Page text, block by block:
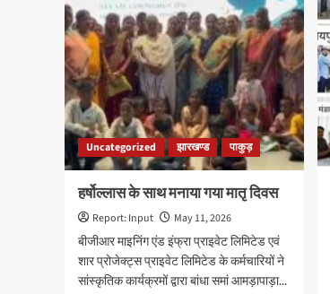
Uncategorized झारखण्ड पाकुड़
हर्षोल्लास के साथ मनाया गया मातृ दिवस
Report: Input
May 11, 2026
बीजीआर माइनिंग एंड इंफ्रा प्राइवेट लिमिटेड एवं
शार प्रोजेक्ट्स प्राइवेट लिमिटेड के कर्मचारियों ने
सांस्कृतिक कार्यक्रमों द्वारा बांधा समां आमड़ापाड़ा...